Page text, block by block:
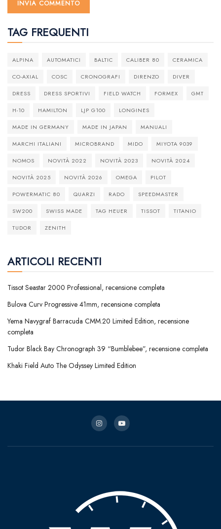
TAG FREQUENTI
ALPINA AUTOMATICI BALTIC CALIBER 80 CERAMICA
CO-AXIAL COSC CRONOGRAFI DIRENZO DIVER
DRESS DRESS SPORTIVI FIELD WATCH FORMEX GMT
H-10 HAMILTON LJP G100 LONGINES
MADE IN GERMANY MADE IN JAPAN MANUALI
MARCHI ITALIANI MICROBRAND MIDO MIYOTA 9039
NOMOS NOVITÀ 2022 NOVITÀ 2023 NOVITÀ 2024
NOVITÀ 2025 NOVITÀ 2026 OMEGA PILOT
POWERMATIC 80 QUARZI RADO SPEEDMASTER
SW200 SWISS MADE TAG HEUER TISSOT TITANIO
TUDOR ZENITH
ARTICOLI RECENTI
Tissot Seastar 2000 Professional, recensione completa
Bulova Curv Progressive 41mm, recensione completa
Yema Navygraf Barracuda CMM.20 Limited Edition, recensione
completa
Tudor Black Bay Chronograph 39 “Bumblebee”, recensione completa
Khaki Field Auto The Odyssey Limited Edition